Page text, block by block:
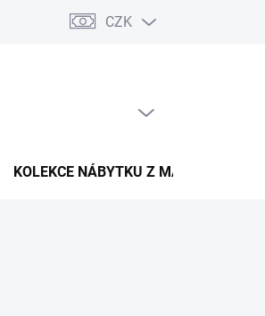
údajů Pojištění zásilky
CZK
KOLEKCE NÁBYTKU Z MASIVU